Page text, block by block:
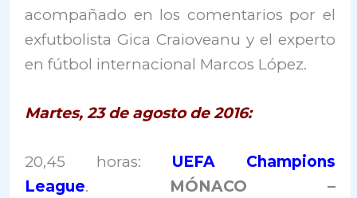
acompañado en los comentarios por el
exfutbolista Gica Craioveanu y el experto
en fútbol internacional Marcos López.
Martes, 23 de agosto de 2016:
20,45 horas: UEFA Champions
League. MÓNACO –